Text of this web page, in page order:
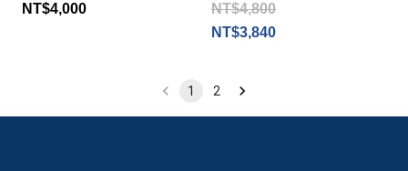
NT$4,000
NT$4,800
NT$3,840
1 2